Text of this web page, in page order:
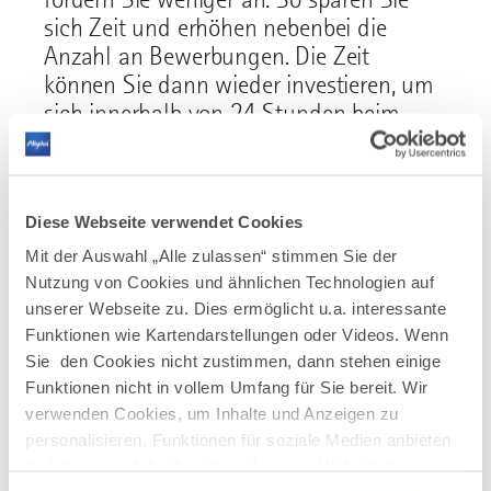
Diese Webseite verwendet Cookies
Mit der Auswahl „Alle zulassen“ stimmen Sie der
Nutzung von Cookies und ähnlichen Technologien auf
unserer Webseite zu. Dies ermöglicht u.a. interessante
Funktionen wie Kartendarstellungen oder Videos. Wenn
Sie den Cookies nicht zustimmen, dann stehen einige
Funktionen nicht in vollem Umfang für Sie bereit. Wir
verwenden Cookies, um Inhalte und Anzeigen zu
personalisieren, Funktionen für soziale Medien anbieten
sich Zeit und erhöhen nebenbei die
Anzahl an Bewerbungen. Die Zeit
können Sie dann wieder investieren, um
sich innerhalb von 24 Stunden beim
Bewerbenden zurückzumelden. Auch
zum weiteren Verlauf handelt.
TIPP 3
Befragen Sie Ihr Team: Welche Benefits
sind erwünscht? Überlegen Sie sich,
welche Benefits einfach umzusetzen sind